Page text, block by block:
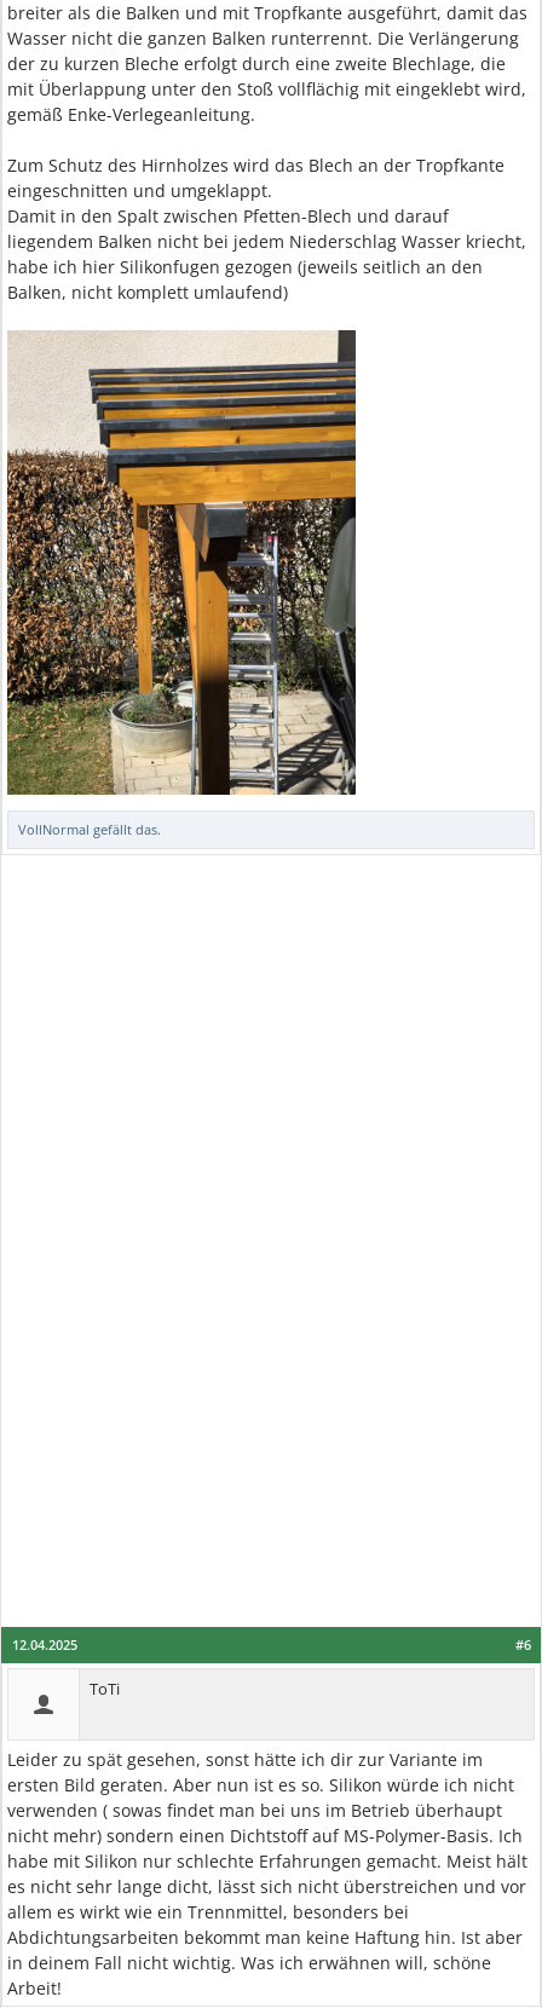
breiter als die Balken und mit Tropfkante ausgeführt, damit das
Wasser nicht die ganzen Balken runterrennt. Die Verlängerung
der zu kurzen Bleche erfolgt durch eine zweite Blechlage, die
mit Überlappung unter den Stoß vollflächig mit eingeklebt wird,
gemäß Enke-Verlegeanleitung.
Zum Schutz des Hirnholzes wird das Blech an der Tropfkante
eingeschnitten und umgeklappt.
Damit in den Spalt zwischen Pfetten-Blech und darauf
liegendem Balken nicht bei jedem Niederschlag Wasser kriecht,
habe ich hier Silikonfugen gezogen (jeweils seitlich an den
Balken, nicht komplett umlaufend)
VollNormal gefällt das.
#6
12.04.2025
ToTi
Leider zu spät gesehen, sonst hätte ich dir zur Variante im
ersten Bild geraten. Aber nun ist es so. Silikon würde ich nicht
verwenden ( sowas findet man bei uns im Betrieb überhaupt
nicht mehr) sondern einen Dichtstoff auf MS-Polymer-Basis. Ich
habe mit Silikon nur schlechte Erfahrungen gemacht. Meist hält
es nicht sehr lange dicht, lässt sich nicht überstreichen und vor
allem es wirkt wie ein Trennmittel, besonders bei
Abdichtungsarbeiten bekommt man keine Haftung hin. Ist aber
in deinem Fall nicht wichtig. Was ich erwähnen will, schöne
Arbeit!